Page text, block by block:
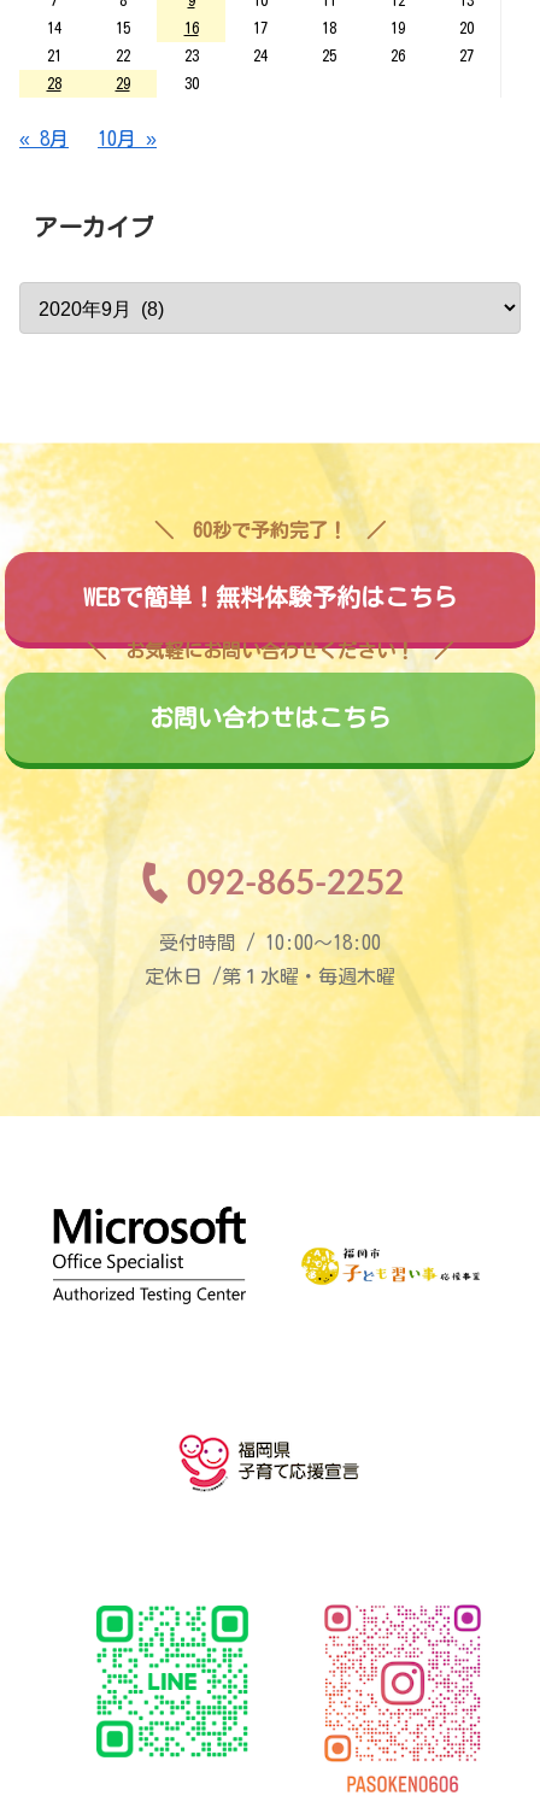
14
15 16 17 18 19
20
21
22 23 24 25 26
27
28
29 30
« 8月 10月 »
アーカイブ
60秒で予約完了！
WEBで簡単！無料体験予約はこちら
お気軽にお問い合わせください！
お問い合わせはこちら
092-865-2252
受付時間 / 10:00〜18:00
定休日 /第１水曜・毎週木曜